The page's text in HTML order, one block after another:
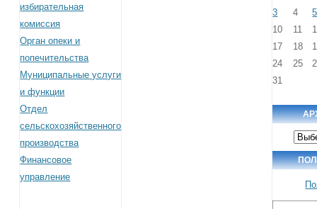
избирательная
комиссия
Орган опеки и
попечительства
Муниципальные услуги
и функции
Отдел
сельскохозяйственного
производства
Финансовое
управление
3 4
5
10
11
17
18
24
25
31
Архив